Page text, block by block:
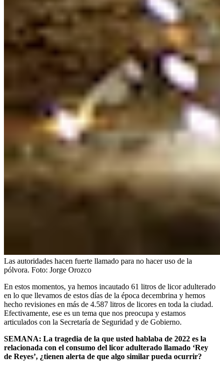
Las autoridades hacen fuerte llamado para no hacer uso de la
pólvora. Foto: Jorge Orozco
En estos momentos, ya hemos incautado 61 litros de licor adulterado
en lo que llevamos de estos días de la época decembrina y hemos
hecho revisiones en más de 4.587 litros de licores en toda la ciudad.
Efectivamente, ese es un tema que nos preocupa y estamos
articulados con la Secretaría de Seguridad y de Gobierno.
SEMANA: La tragedia de la que usted hablaba de 2022 es la
relacionada con el consumo del licor adulterado llamado ‘Rey
de Reyes’, ¿tienen alerta de que algo similar pueda ocurrir?